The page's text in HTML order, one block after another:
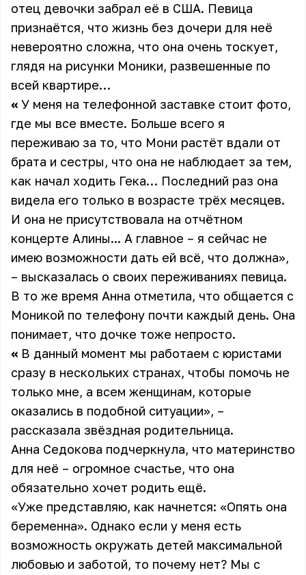
отец девочки забрал её в США. Певица
признаётся, что жизнь без дочери для неё
невероятно сложна, что она очень тоскует,
глядя на рисунки Моники, развешенные по
всей квартире…
« У меня на телефонной заставке стоит фото,
где мы все вместе. Больше всего я
переживаю за то, что Мони растёт вдали от
брата и сестры, что она не наблюдает за тем,
как начал ходить Гека… Последний раз она
видела его только в возрасте трёх месяцев.
И она не присутствовала на отчётном
концерте Алины... А главное – я сейчас не
имею возможности дать ей всё, что должна»,
– высказалась о своих переживаниях певица.
В то же время Анна отметила, что общается с
Моникой по телефону почти каждый день. Она
понимает, что дочке тоже непросто.
« В данный момент мы работаем с юристами
сразу в нескольких странах, чтобы помочь не
только мне, а всем женщинам, которые
оказались в подобной ситуации», –
рассказала звёздная родительница.
Анна Седокова подчеркнула, что материнство
для неё – огромное счастье, что она
обязательно хочет родить ещё.
«Уже представляю, как начнется: «Опять она
беременна». Однако если у меня есть
возможность окружать детей максимальной
любовью и заботой, то почему нет? Мы с